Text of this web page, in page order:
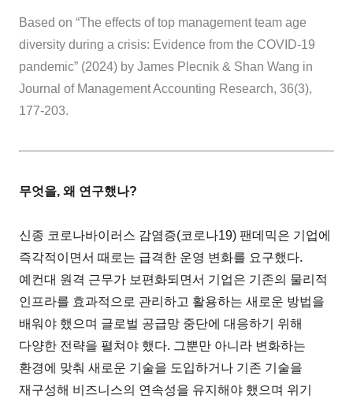
Based on “The effects of top management team age
diversity during a crisis: Evidence from the COVID-19
pandemic” (2024) by James Plecnik & Shan Wang in
Journal of Management Accounting Research, 36(3),
177-203.
무엇을, 왜 연구했나?
신종 코로나바이러스 감염증(코로나19) 팬데믹은 기업에
즉각적이면서 때로는 급격한 운영 변화를 요구했다.
예컨대 원격 근무가 보편화되면서 기업은 기존의 물리적
인프라를 효과적으로 관리하고 활용하는 새로운 방법을
배워야 했으며 글로벌 공급망 중단에 대응하기 위해
다양한 전략을 펼쳐야 했다. 그뿐만 아니라 변화하는
환경에 맞춰 새로운 기술을 도입하거나 기존 기술을
재구성해 비즈니스의 연속성을 유지해야 했으며 위기